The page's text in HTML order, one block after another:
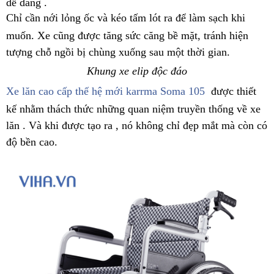
Chỉ cần nới lỏng ốc và kéo tấm lót ra để làm sạch khi
muốn. Xe cũng được tăng sức căng bề mặt, tránh hiện
tượng chỗ ngồi bị chùng xuống sau một thời gian.
Khung xe elip độc đáo
Xe lăn cao cấp thế hệ mới karrma Soma 105 được thiết
kế nhằm thách thức những quan niệm truyền thống về xe
lăn . Và khi được tạo ra , nó không chỉ đẹp mắt mà còn có
độ bền cao.